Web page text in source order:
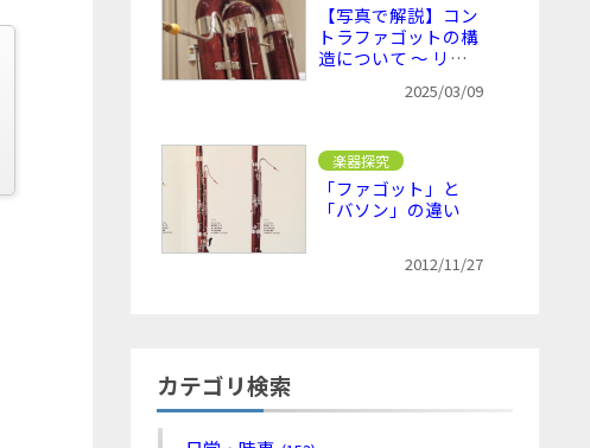
【写真で解説】コン
トラファゴットの構
造について ～ リー
2025/03/09
楽器探究
「ファゴット」と
「バソン」の違い
2012/11/27
カテゴリ検索